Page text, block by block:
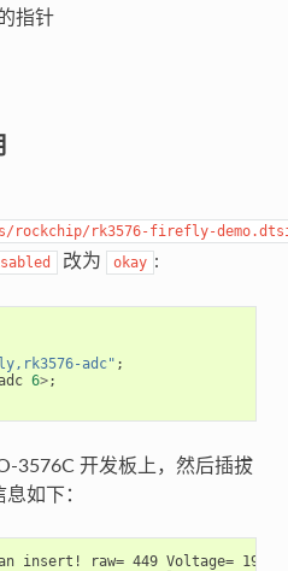
指针
rockchip/rk3576-firefly-
改为 okay :
adc" ;
6>;
3576C 开发板上，然后插拔
如下：
insert! raw= 449 Voltage= 197mV